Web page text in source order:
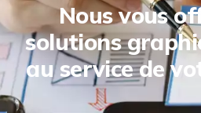
Nous vous
solutions
au service de